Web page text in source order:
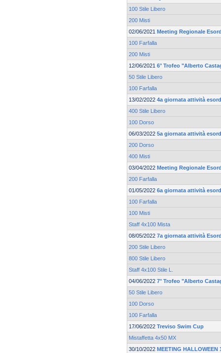
100 Stile Libero
200 Misti
02/06/2021 Meeting Regionale
100 Farfalla
200 Misti
12/06/2021 6° Trofeo "Alberto
50 Stile Libero
100 Farfalla
13/02/2022 4a giornata attività
400 Stile Libero
100 Dorso
06/03/2022 5a giornata attività
200 Dorso
400 Misti
03/04/2022 Meeting Regionale
200 Farfalla
01/05/2022 6a giornata attività
100 Farfalla
100 Misti
Staff 4x100 Mista
08/05/2022 7a giornata attività
200 Stile Libero
800 Stile Libero
Staff 4x100 Stile L.
04/06/2022 7° Trofeo "Alberto
50 Stile Libero
100 Dorso
100 Farfalla
17/06/2022 Treviso Swim Cup
Mistaffetta 4x50 MX
30/10/2022 MEETING HALLOWEEN